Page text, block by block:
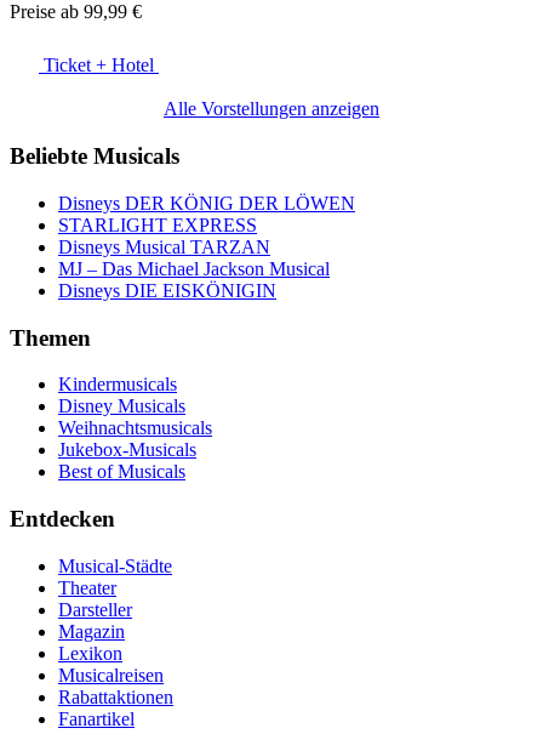
Preise ab 99,99 €
Ticket + Hotel
Alle Vorstellungen anzeigen
Beliebte Musicals
Disneys DER KÖNIG DER LÖWEN
STARLIGHT EXPRESS
Disneys Musical TARZAN
MJ – Das Michael Jackson Musical
Disneys DIE EISKÖNIGIN
Themen
Kindermusicals
Disney Musicals
Weihnachtsmusicals
Jukebox-Musicals
Best of Musicals
Entdecken
Musical-Städte
Theater
Darsteller
Magazin
Lexikon
Musicalreisen
Rabattaktionen
Fanartikel